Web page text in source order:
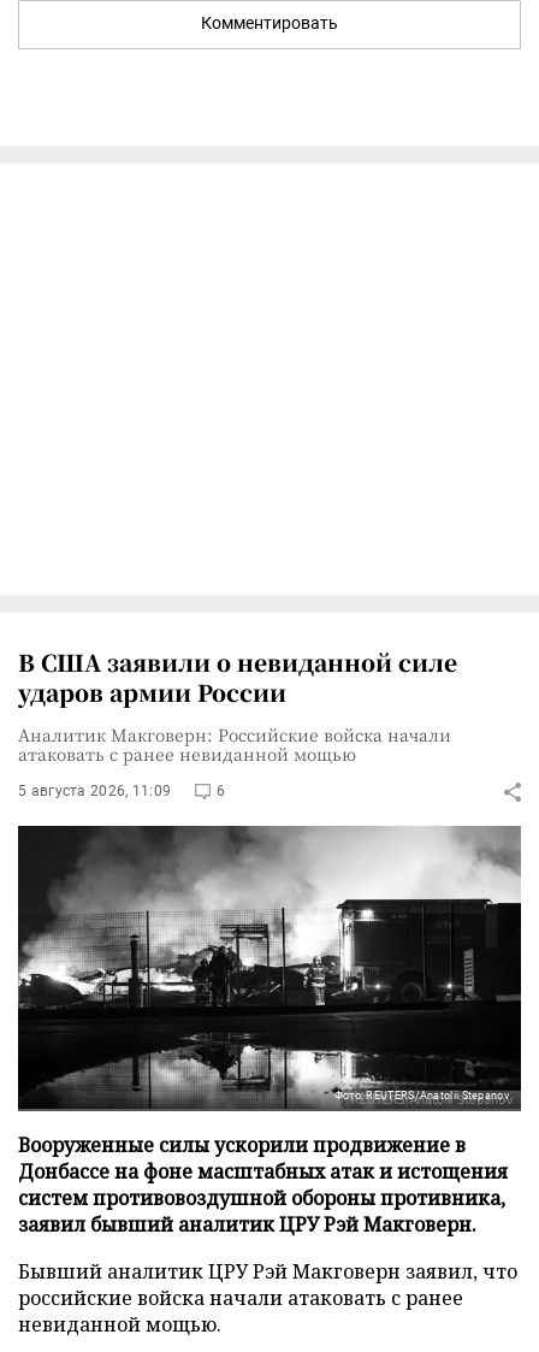
Комментировать
В США заявили о невиданной силе
ударов армии России
Аналитик Макговерн: Российские войска начали
атаковать с ранее невиданной мощью
5 августа 2026, 11:09 6
Фото: REUTERS/Anatolii Stepanov
Вооруженные силы ускорили продвижение в
Донбассе на фоне масштабных атак и истощения
систем противовоздушной обороны противника,
заявил бывший аналитик ЦРУ Рэй Макговерн.
Бывший аналитик ЦРУ Рэй Макговерн заявил, что
российские войска начали атаковать с ранее
невиданной мощью.